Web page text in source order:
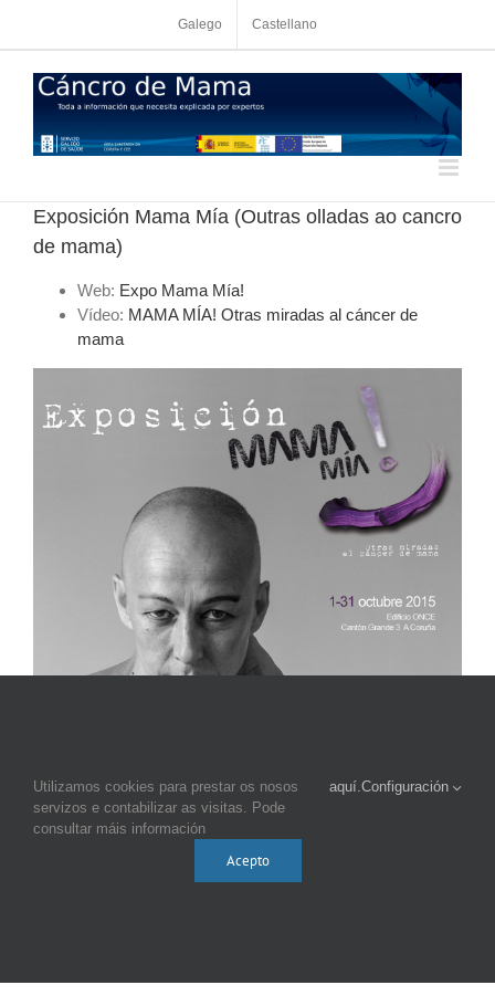
Galego Castellano
Exposición Mama Mía (Outras olladas ao cancro
de mama)
Web: Expo Mama Mía!
Vídeo: MAMA MÍA! Otras miradas al cáncer de
mama
Utilizamos cookies para prestar os nosos
servizos e contabilizar as visitas. Pode
consultar máis información
aquí.Configuración
Acepto